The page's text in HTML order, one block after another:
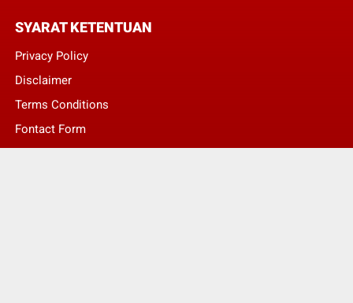
SYARAT KETENTUAN
Privacy Policy
Disclaimer
Terms Conditions
Fontact Form